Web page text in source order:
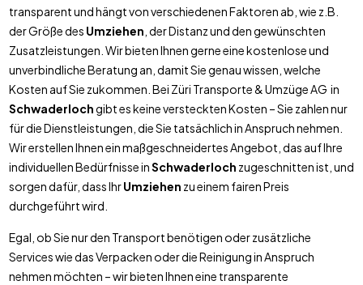
transparent und hängt von verschiedenen Faktoren ab, wie z.B.
der Größe des Umziehen , der Distanz und den gewünschten
Zusatzleistungen. Wir bieten Ihnen gerne eine kostenlose und
unverbindliche Beratung an, damit Sie genau wissen, welche
Kosten auf Sie zukommen. Bei Züri Transporte & Umzüge AG in
Schwaderlochgibt es keine versteckten Kosten – Sie zahlen nur
für die Dienstleistungen, die Sie tatsächlich in Anspruch nehmen.
Wir erstellen Ihnen ein maßgeschneidertes Angebot, das auf Ihre
individuellen Bedürfnisse inSchwaderloch zugeschnitten ist, und
sorgen dafür, dass IhrUmziehen zu einem fairen Preis
durchgeführt wird.
Egal, ob Sie nur den Transport benötigen oder zusätzliche
Services wie das Verpacken oder die Reinigung in Anspruch
nehmen möchten – wir bieten Ihnen eine transparente